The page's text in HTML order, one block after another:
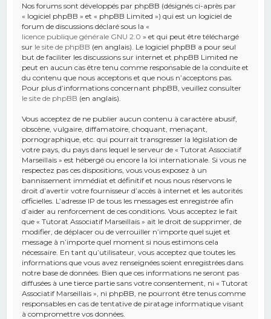
Nos forums sont développés par phpBB (désignés ci-après par
« logiciel phpBB » et « phpBB Limited ») qui est un logiciel de
forum de discussions déclaré sous la «
licence publique générale GNU 2.0 » et qui peut être téléchargé
sur le site de phpBB (en anglais). Le logiciel phpBB a pour seul
but de faciliter les discussions sur internet et phpBB Limited ne
peut en aucun cas être tenu comme responsable de la conduite et
du contenu que nous acceptons et que nous n’acceptons pas.
Pour plus d’informations concernant phpBB, veuillez consulter
le site de phpBB (en anglais).
Vous acceptez de ne publier aucun contenu à caractère abusif,
obscène, vulgaire, diffamatoire, choquant, menaçant,
pornographique, etc. qui pourrait transgresser la législation de
votre pays, du pays dans lequel le serveur de « Tutorat Associatif
Marseillais » est hébergé ou encore la loi internationale. Si vous ne
respectez pas ces dispositions, vous vous exposez à un
bannissement immédiat et définitif et nous nous réservons le
droit d’avertir votre fournisseur d’accès à internet et les autorités
officielles. L’adresse IP de tous les messages est enregistrée afin
d’aider au renforcement de ces conditions. Vous acceptez le fait
que « Tutorat Associatif Marseillais » ait le droit de supprimer, de
modifier, de déplacer ou de verrouiller n’importe quel sujet et
message à n’importe quel moment si nous estimons cela
nécessaire. En tant qu’utilisateur, vous acceptez que toutes les
informations que vous avez renseignées soient enregistrées dans
notre base de données. Bien que ces informations ne seront pas
diffusées à une tierce partie sans votre consentement, ni « Tutorat
Associatif Marseillais », ni phpBB, ne pourront être tenus comme
responsables en cas de tentative de piratage informatique visant
à compromettre vos données.